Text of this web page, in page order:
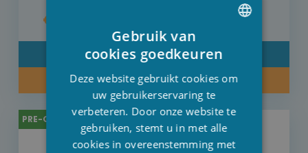
€ 95,00
DETAIL
PRE-ORDER
PRE-ORDER
ENGLISH
Gebruik van
cookies goedkeuren
Deze website gebruikt cookies om
uw gebruikerservaring te
verbeteren. Door onze website te
gebruiken, stemt u in met alle
cookies in overeenstemming met